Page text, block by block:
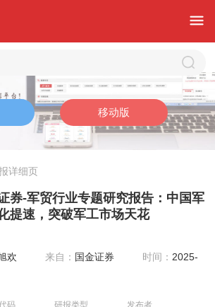
详细页
券-军贸行业专题研究报告：中国军
提速，突破军工市场天花
欢 来自： 国金证券 时间： 2025-
码 研报类型 发布者